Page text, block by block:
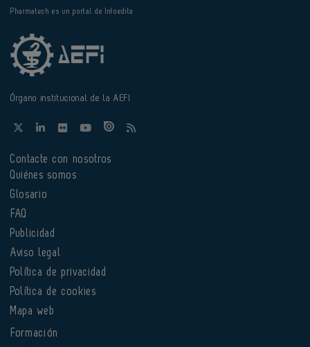
Pharmatech es un portal de Infoedita
Órgano institucional de la AEFI
Contacte con nosotros
Quiénes somos
Glosario
FAQ
Publicidad
Aviso legal
Política de privacidad
Política de cookies
Mapa web
Formación